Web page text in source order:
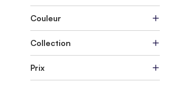
Couleur
Collection
Prix